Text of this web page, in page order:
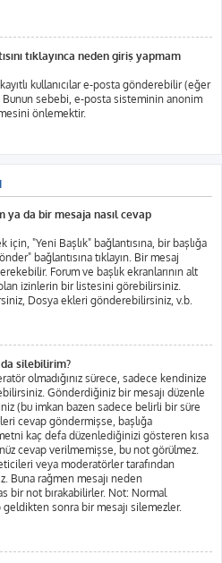
tıklayınca neden giriş yapmam
kullanıcılar e-posta gönderebilir (eğer
sebebi, e-posta sisteminin anonim
önlemektir.
ya da bir mesaja nasıl cevap
"Yeni Başlık" bağlantısına, bir başlığa
bağlantısına tıklayın. Bir mesaj
Forum ve başlık ekranlarının alt
izinlerin bir listesini görebilirsiniz.
Dosya ekleri gönderebilirsiniz, v.b.
silebilirim?
olmadığınız sürece, sadece kendinize
Gönderdiğiniz bir mesajı düzenle
(bu imkan bazen sadece belirli bir süre
cevap göndermişse, başlığa
kaç defa düzenlediğinizi gösteren kısa
cevap verilmemişse, bu not görülmez.
veya moderatörler tarafından
Buna rağmen mesajı neden
bir not bırakabilirler. Not: Normal
sonra bir mesajı silemezler.